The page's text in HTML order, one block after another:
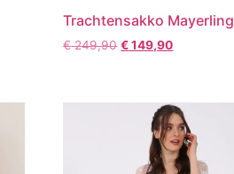
Trachtensakko Mayerling
€249,90 €149,90